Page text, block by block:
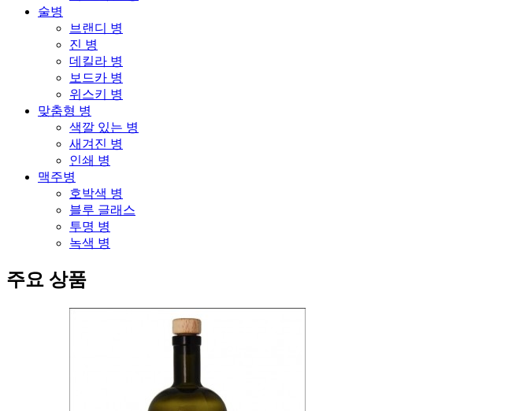
술병
브랜디 병
진 병
데킬라 병
보드카 병
위스키 병
맞춤형 병
색깔 있는 병
새겨진 병
인쇄 병
맥주병
호박색 병
블루 글래스
투명 병
녹색 병
주요 상품